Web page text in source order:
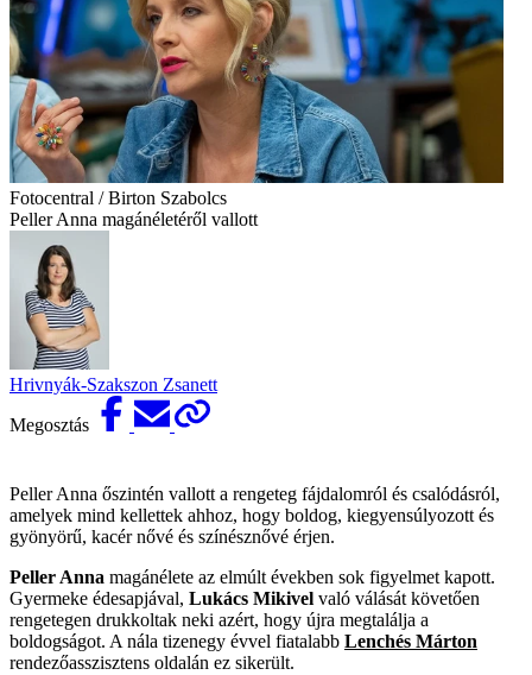
Fotocentral / Birton Szabolcs
Peller Anna magánéletéről vallott
Hrivnyák-Szakszon Zsanett
Megosztás
Peller Anna őszintén vallott a rengeteg fájdalomról és csalódásról,
amelyek mind kellettek ahhoz, hogy boldog, kiegyensúlyozott és
gyönyörű, kacér nővé és színésznővé érjen.
Peller Anna magánélete az elmúlt években sok figyelmet kapott.
Gyermeke édesapjával, Lukács Mikivel való válását követően
rengetegen drukkoltak neki azért, hogy újra megtalálja a
boldogságot. A nála tizenegy évvel fiatalabb Lenchés Márton
rendezőasszisztens oldalán ez sikerült.